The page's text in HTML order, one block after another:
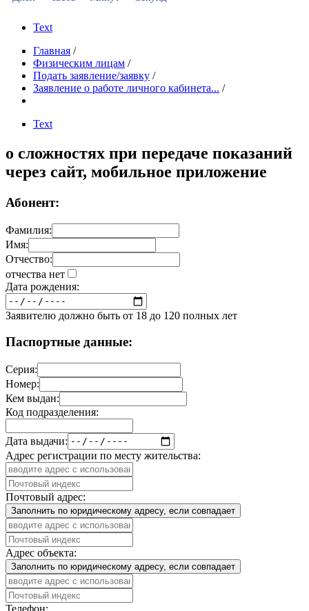
Text
Главная /
Физическим лицам /
Подать заявление/заявку /
Заявление о работе личного кабинета... /
Text
о сложностях при передаче показаний
через сайт, мобильное приложение
Абонент:
Фамилия:
Имя:
Отчество:
отчества нет
Дата рождения:
Заявителю должно быть от 18 до 120 полных лет
Паспортные данные:
Серия:
Номер:
Кем выдан:
Код подразделения:
Дата выдачи:
Адрес регистрации по месту жительства:
Почтовый адрес:
Заполнить по юридическому адресу, если совпадает
Адрес объекта:
Заполнить по юридическому адресу, если совпадает
Телефон: